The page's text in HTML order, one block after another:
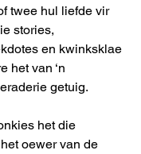
twee hul liefde vir
stories,
en kwinksklae
het van ‘n
getuig.
het die
oewer van de